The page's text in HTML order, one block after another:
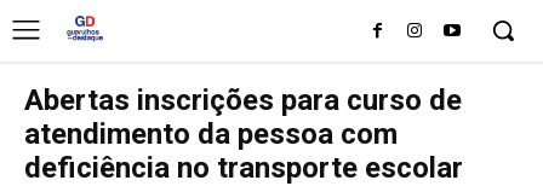
Abertas inscrições para curso de
atendimento da pessoa com
deficiência no transporte escolar